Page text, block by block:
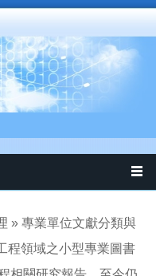
» 專業單位文獻分類與
程領域之小型專業圖書